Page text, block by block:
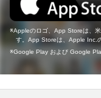
Appleのロゴ、App Storeは、
す。App Storeは、Apple Inc.
Google Play および Google